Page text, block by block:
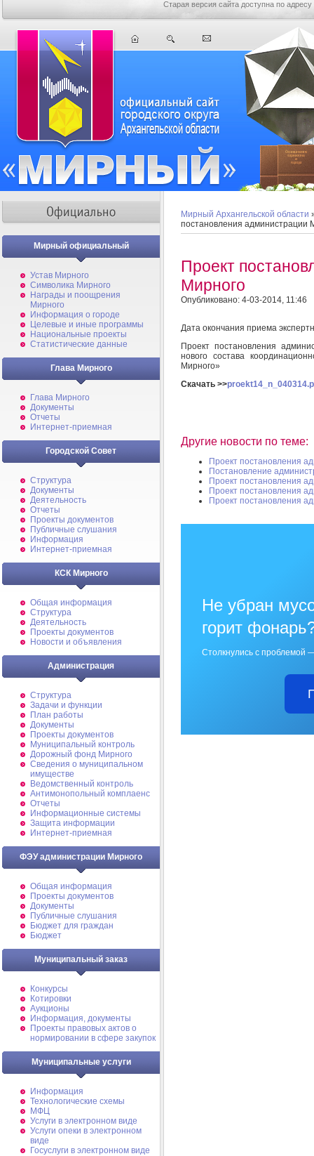
Старая версия сайта доступна по адресу
Мирный официальный
Устав Мирного
Символика Мирного
Награды и поощрения
Мирного
Информация о городе
Целевые и иные программы
Национальные проекты
Статистические данные
Глава Мирного
Глава Мирного
Документы
Отчеты
Интернет-приемная
Городской Совет
Структура
Документы
Деятельность
Отчеты
Проекты документов
Публичные слушания
Информация
Интернет-приемная
КСК Мирного
Общая информация
Структура
Деятельность
Проекты документов
Новости и объявления
Администрация
Структура
Задачи и функции
План работы
Документы
Проекты документов
Муниципальный контроль
Дорожный фонд Мирного
Cведения о муниципальном
имуществе
Ведомственный контроль
Антимонопольный комплаенс
Отчеты
Информационные системы
Защита информации
Интернет-приемная
ФЭУ администрации Мирного
Общая информация
Проекты документов
Документы
Публичные слушания
Бюджет для граждан
Бюджет
Муниципальный заказ
Конкурсы
Котировки
Аукционы
Информация, документы
Проекты правовых актов о
нормировании в сфере закупок
Муниципальные услуги
Информация
Технологические схемы
МФЦ
Услуги в электронном виде
Услуги опеки в электронном
виде
Госуслуги в электронном виде
Мирный Архангельской области
постановления администрации
Проект
Мирного
Опубликовано: 4-03-2014, 11:46
Дата окончания приема
Проект постановления
нового состава
Мирного»
Скачать >>
Другие новости по теме:
Проект постановления
Постановление
Проект постановления
Проект постановления
Проект постановления
Не убран
горит
Столкнулись с проблемой